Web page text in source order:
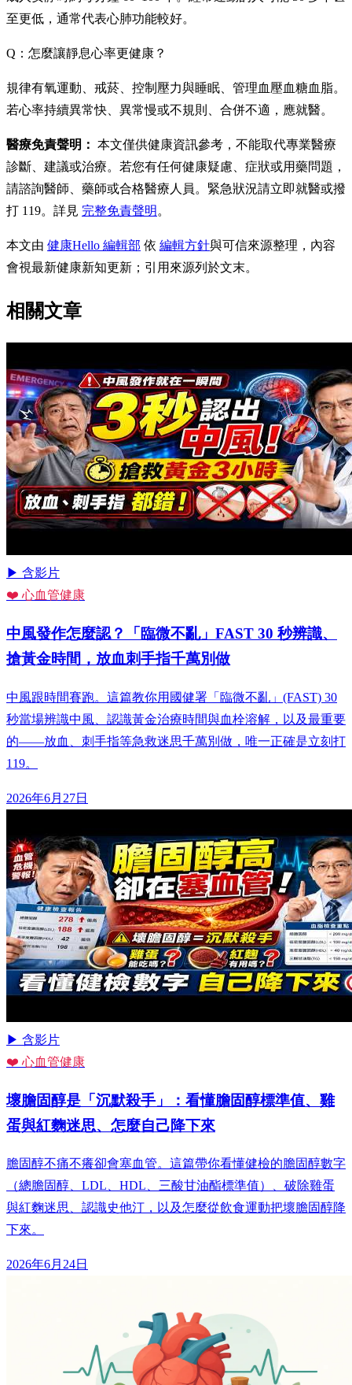
至更低，通常代表心肺功能較好。
Q：怎麼讓靜息心率更健康？
規律有氧運動、戒菸、控制壓力與睡眠、管理血壓血糖血脂。
若心率持續異常快、異常慢或不規則、合併不適，應就醫。
醫療免責聲明： 本文僅供健康資訊參考，不能取代專業醫療
診斷、建議或治療。若您有任何健康疑慮、症狀或用藥問題，
請諮詢醫師、藥師或合格醫療人員。緊急狀況請立即就醫或撥
打 119。詳見 完整免責聲明 。
本文由 健康Hello 編輯部 依 編輯方針與可信來源整理，內容
會視最新健康新知更新；引用來源列於文末。
相關文章
▶ 含影片
❤️ 心血管健康
中風發作怎麼認？「臨微不亂」FAST 30 秒辨識、
搶黃金時間，放血刺手指千萬別做
中風跟時間賽跑。這篇教你用國健署「臨微不亂」(FAST) 30
秒當場辨識中風、認識黃金治療時間與血栓溶解，以及最重要
的——放血、刺手指等急救迷思千萬別做，唯一正確是立刻打
119。
2026年6月27日
▶ 含影片
❤️ 心血管健康
壞膽固醇是「沉默殺手」：看懂膽固醇標準值、雞
蛋與紅麴迷思、怎麼自己降下來
膽固醇不痛不癢卻會塞血管。這篇帶你看懂健檢的膽固醇數字
（總膽固醇、LDL、HDL、三酸甘油酯標準值）、破除雞蛋
與紅麴迷思、認識史他汀，以及怎麼從飲食運動把壞膽固醇降
下來。
2026年6月24日